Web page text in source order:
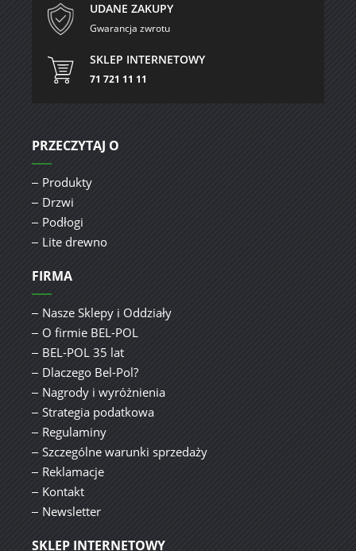
UDANE ZAKUPY
Gwarancja zwrotu
SKLEP INTERNETOWY
71 721 11 11
PRZECZYTAJ O
Produkty
Drzwi
Podłogi
Lite drewno
FIRMA
Nasze Sklepy i Oddziały
O firmie BEL-POL
BEL-POL 35 lat
Dlaczego Bel-Pol?
Nagrody i wyróżnienia
Strategia podatkowa
Regulaminy
Szczególne warunki sprzedaży
Reklamacje
Kontakt
Newsletter
SKLEP INTERNETOWY